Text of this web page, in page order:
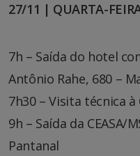
27/11 | QUARTA-
7h – Saída do hotel
Antônio Rahe, 680 –
7h30 – Visita técnica à
9h – Saída da
Pantanal